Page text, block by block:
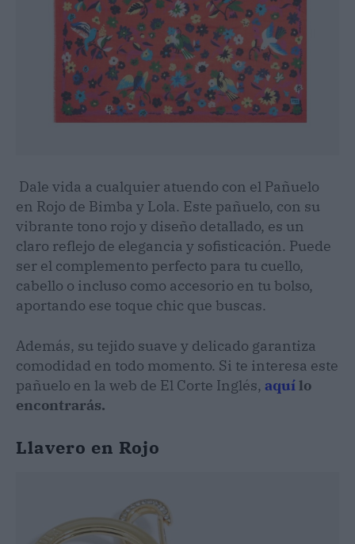
Dale vida a cualquier atuendo con el Pañuelo
en Rojo de Bimba y Lola. Este pañuelo, con su
vibrante tono rojo y diseño detallado, es un
claro reflejo de elegancia y sofisticación. Puede
ser el complemento perfecto para tu cuello,
cabello o incluso como accesorio en tu bolso,
aportando ese toque chic que buscas.
Además, su tejido suave y delicado garantiza
comodidad en todo momento. Si te interesa este
pañuelo en la web de El Corte Inglés, aquílo
encontrarás.
Llavero en Rojo